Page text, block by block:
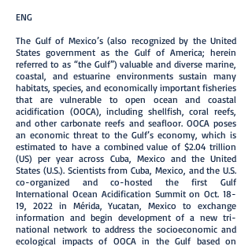
ENG
The Gulf of Mexico’s (also recognized by the United
States government as the Gulf of America; herein
referred to as “the Gulf”) valuable and diverse marine,
coastal, and estuarine environments sustain many
habitats, species, and economically important fisheries
that are vulnerable to open ocean and coastal
acidification (OOCA), including shellfish, coral reefs,
and other carbonate reefs and seafloor. OOCA poses
an economic threat to the Gulf’s economy, which is
estimated to have a combined value of $2.04 trillion
(US) per year across Cuba, Mexico and the United
States (U.S.). Scientists from Cuba, Mexico, and the U.S.
co-organized and co-hosted the first Gulf
International Ocean Acidification Summit on Oct. 18-
19, 2022 in Mérida, Yucatan, Mexico to exchange
information and begin development of a new tri-
national network to address the socioeconomic and
ecological impacts of OOCA in the Gulf based on